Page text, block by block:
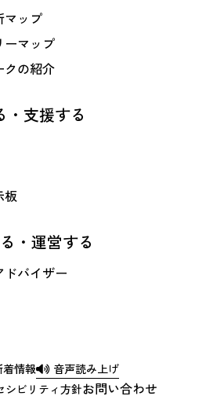
着情報 音声読み上げ
お問い合わせ
シビリティ方針
マップ
ーマップ
クの紹介
・支援する
板
・運営する
バイザー